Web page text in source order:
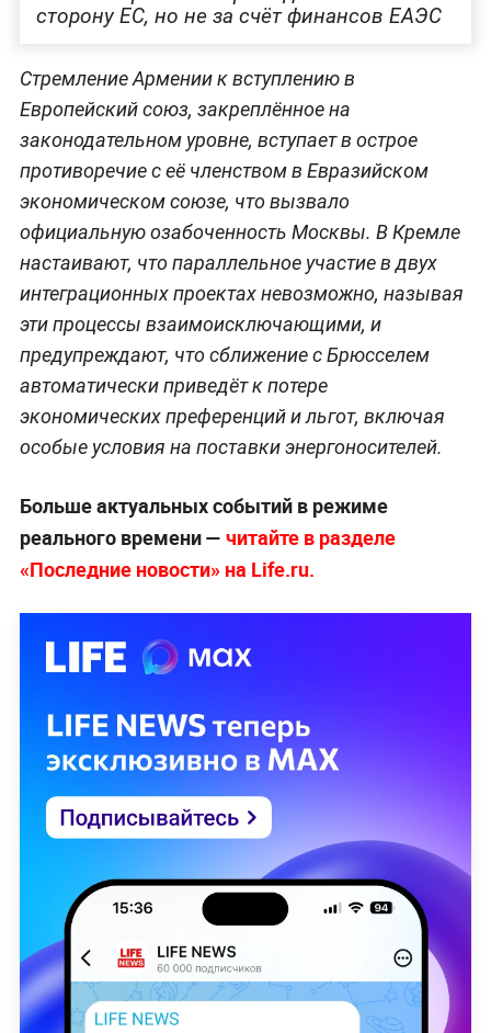
сторону ЕС, но не за счёт финансов ЕАЭС
Стремление Армении к вступлению в
Европейский союз, закреплённое на
законодательном уровне, вступает в острое
противоречие с её членством в Евразийском
экономическом союзе, что вызвало
официальную озабоченность Москвы. В Кремле
настаивают, что параллельное участие в двух
интеграционных проектах невозможно, называя
эти процессы взаимоисключающими, и
предупреждают, что сближение с Брюсселем
автоматически приведёт к потере
экономических преференций и льгот, включая
особые условия на поставки энергоносителей.
Больше актуальных событий в режиме
реального времени — читайте в разделе
«Последние новости» на Life.ru.